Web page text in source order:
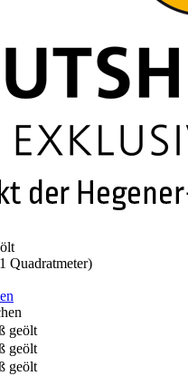
Quadratmeter)
geölt
geölt
geölt